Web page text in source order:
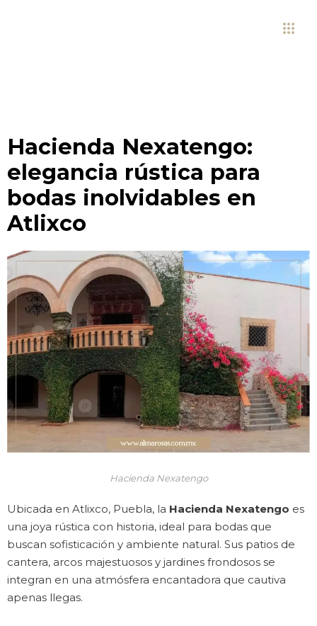
Hacienda Nexatengo:
elegancia rústica para
bodas inolvidables en
Atlixco
Hacienda Nexatengo
Ubicada en Atlixco, Puebla, la Hacienda Nexatengo es
una joya rústica con historia, ideal para bodas que
buscan sofisticación y ambiente natural. Sus patios de
cantera, arcos majestuosos y jardines frondosos se
integran en una atmósfera encantadora que cautiva
apenas llegas.